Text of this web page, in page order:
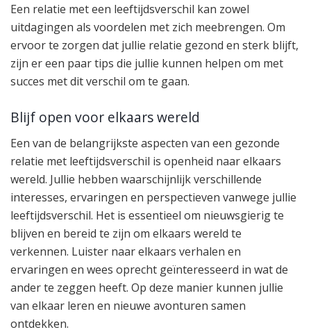
Een relatie met een leeftijdsverschil kan zowel
uitdagingen als voordelen met zich meebrengen. Om
ervoor te zorgen dat jullie relatie gezond en sterk blijft,
zijn er een paar tips die jullie kunnen helpen om met
succes met dit verschil om te gaan.
Blijf open voor elkaars wereld
Een van de belangrijkste aspecten van een gezonde
relatie met leeftijdsverschil is openheid naar elkaars
wereld. Jullie hebben waarschijnlijk verschillende
interesses, ervaringen en perspectieven vanwege jullie
leeftijdsverschil. Het is essentieel om nieuwsgierig te
blijven en bereid te zijn om elkaars wereld te
verkennen. Luister naar elkaars verhalen en
ervaringen en wees oprecht geïnteresseerd in wat de
ander te zeggen heeft. Op deze manier kunnen jullie
van elkaar leren en nieuwe avonturen samen
ontdekken.